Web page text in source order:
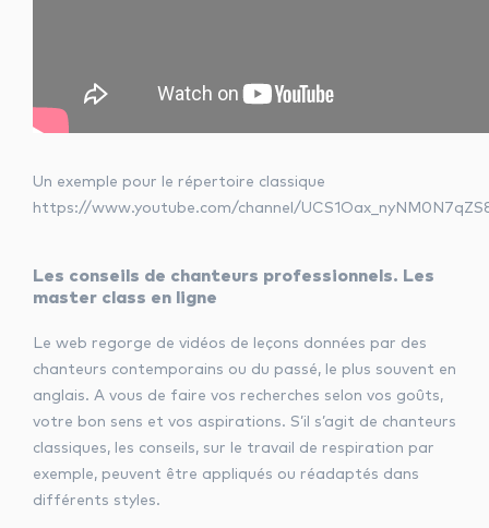
Un exemple pour le répertoire classique
https://www.youtube.com/channel/
Les conseils de chanteurs professionnels. Les
master class en ligne
Le web regorge de vidéos de leçons données par des
chanteurs contemporains ou du passé, le plus souvent en
anglais. A vous de faire vos recherches selon vos goûts,
votre bon sens et vos aspirations. S’il s’agit de chanteurs
classiques, les conseils, sur le travail de respiration par
exemple, peuvent être appliqués ou réadaptés dans
différents styles.